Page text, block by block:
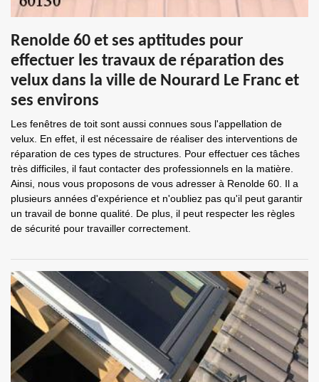
Renolde 60 et ses aptitudes pour
effectuer les travaux de réparation des
velux dans la ville de Nourard Le Franc et
ses environs
Les fenêtres de toit sont aussi connues sous l'appellation de
velux. En effet, il est nécessaire de réaliser des interventions de
réparation de ces types de structures. Pour effectuer ces tâches
très difficiles, il faut contacter des professionnels en la matière.
Ainsi, nous vous proposons de vous adresser à Renolde 60. Il a
plusieurs années d'expérience et n'oubliez pas qu'il peut garantir
un travail de bonne qualité. De plus, il peut respecter les règles
de sécurité pour travailler correctement.